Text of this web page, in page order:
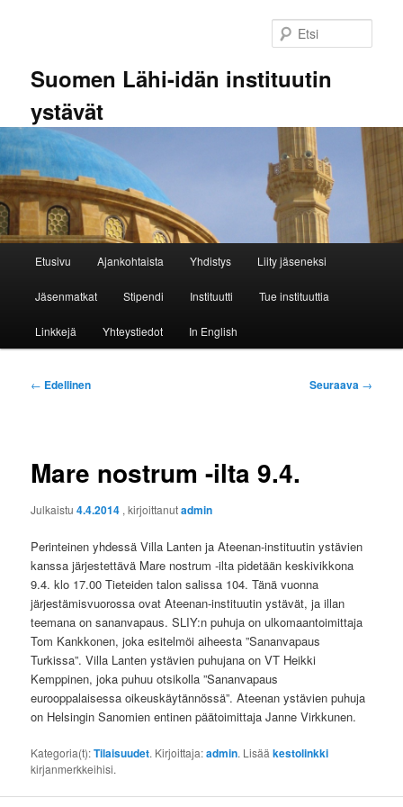
Suomen Lähi-idän instituutin
ystävät
Etusivu Ajankohtaista Yhdistys Liity jäseneksi
Jäsenmatkat Stipendi Instituutti Tue instituuttia
Linkkejä Yhteystiedot In English
Artikkelien
← Edellinen Seuraava →
Mare nostrum -ilta 9.4.
Julkaistu4.4.2014 , kirjoittanutadmin
Perinteinen yhdessä Villa Lanten ja Ateenan-instituutin ystävien
kanssa järjestettävä Mare nostrum -ilta pidetään keskivikkona
9.4. klo 17.00 Tieteiden talon salissa 104. Tänä vuonna
järjestämisvuorossa ovat Ateenan-instituutin ystävät, ja illan
teemana on sananvapaus. SLIY:n puhuja on ulkomaantoimittaja
Tom Kankkonen, joka esitelmöi aiheesta ”Sananvapaus
Turkissa”. Villa Lanten ystävien puhujana on VT Heikki
Kemppinen, joka puhuu otsikolla ”Sananvapaus
eurooppalaisessa oikeuskäytännössä”. Ateenan ystävien puhuja
on Helsingin Sanomien entinen päätoimittaja Janne Virkkunen.
Kategoria(t):Tilaisuudet. Kirjoittaja:admin. Lisääkestolinkki
kirjanmerkkeihisi.